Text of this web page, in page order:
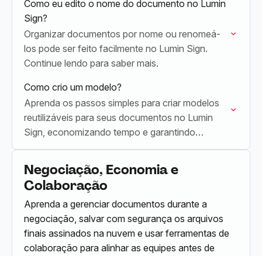
Como eu edito o nome do documento no Lumin
Sign?
Organizar documentos por nome ou renomeá-
los pode ser feito facilmente no Lumin Sign.
Continue lendo para saber mais.
Como crio um modelo?
Aprenda os passos simples para criar modelos
reutilizáveis para seus documentos no Lumin
Sign, economizando tempo e garantindo
consistência.
Negociação, Economia e
Colaboração
Aprenda a gerenciar documentos durante a
negociação, salvar com segurança os arquivos
finais assinados na nuvem e usar ferramentas de
colaboração para alinhar as equipes antes de